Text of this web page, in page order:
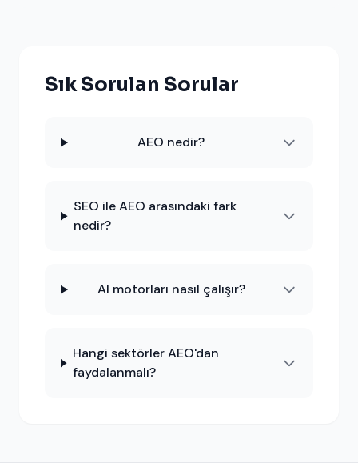
Sık Sorulan Sorular
AEO nedir?
SEO ile AEO arasındaki fark
nedir?
AI motorları nasıl çalışır?
Hangi sektörler AEO'dan
faydalanmalı?